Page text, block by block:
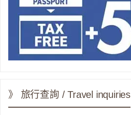
》 旅行查詢 / Travel inquiries